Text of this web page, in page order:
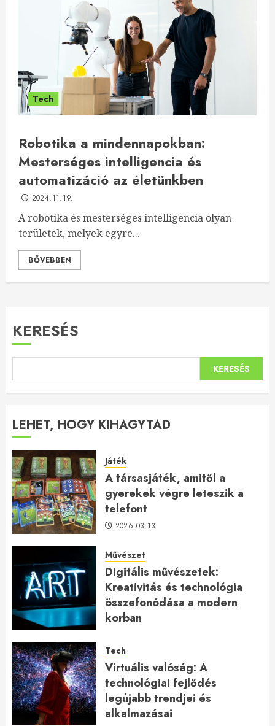
Tech
Robotika a mindennapokban:
Mesterséges intelligencia és
automatizáció az életünkben
2024.11.19.
A robotika és mesterséges intelligencia olyan
területek, melyek egyre...
BŐVEBBEN
KERESÉS
KERESÉS
LEHET, HOGY KIHAGYTAD
Játék
A társasjáték, amitől a
gyerekek végre leteszik a
telefont
2026.03.13.
Művészet
Digitális művészetek:
Kreativitás és technológia
összefonódása a modern
korban
Tech
Virtuális valóság: A
technológiai fejlődés
legújabb trendjei és
alkalmazásai